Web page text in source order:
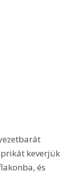
keverjük
és